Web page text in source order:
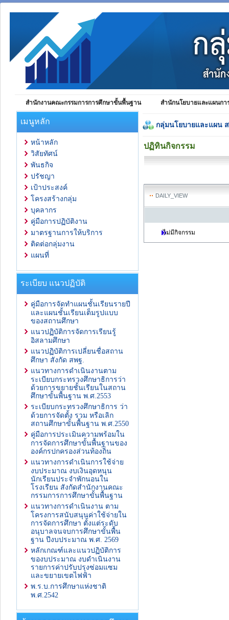
สำนักงานคณะกรรมการการศึกษาขั้นพื้นฐาน สำนักนโยบายและแผนก
เมนูหลัก
หน้าหลัก
วิสัยทัศน์
พันธกิจ
ปรัชญา
เป้าประสงค์
โครงสร้างกลุ่ม
บุคลากร
คู่มือการปฏิบัติงาน
มาตรฐานการให้บริการ
ติดต่อกลุ่มงาน
แผนที่
ระเบียบ แนวปฏิบัติ
คู่มือการจัดทำแผนชั้นเรียนรายปี
และแผนชั้นเรียนเต็มรูปแบบ
ของสถานศึกษา
แนวปฏิบัติการจัดการเรียนรู้
อิสลามศึกษา
แนวปฏิบัติการเปลี่ยนชื่อสถาน
ศึกษา สังกัด สพฐ.
แนวทางการดำเนินงานตาม
ระเบียบกระทรวงศึกษาธิการว่า
ด้วยการขยายชั้นเรียนในสถาน
ศึกษาขั้นพื้นฐาน พ.ศ.2553
ระเบียบกระทรวงศึกษาธิการ ว่า
ด้วยการจัดตั้ง รวม หรือเลิก
สถานศึกษาขั้นพื้นฐาน พ.ศ.2550
คู่มือการประเมินความพร้อมใน
การจัดการศึกษาขั้นพื้นฐานของ
องค์กรปกครองส่วนท้องถิ่น
แนวทางการดำเนินการใช้จ่าย
งบประมาณ งบเงินอุดหนุน
นักเรียนประจำพักนอนใน
โรงเรียน สังกัดสำนักงานคณะ
กรรมการการศึกษาขั้นพื้นฐาน
แนวทางการดำเนินงาน ตาม
โครงการสนับสนุนค่าใช้จ่ายใน
การจัดการศึกษา ตั้งแต่ระดับ
อนุบาลจนจบการศึกษาขั้นพื้น
ฐาน ปีงบประมาณ พ.ศ. 2569
หลักเกณฑ์และแนวปฏิบัติการ
ของบประมาณ งบดำเนินงาน
รายการค่าปรับปรุงซ่อมแซม
และขยายเขตไฟฟ้า
พ.ร.บ.การศึกษาแห่งชาติ
พ.ศ.2542
กลุ่มนโยบายและแผน
ปฏิทินกิจกรรม
DAILY_VIEW
ไม่มีกิจกรรม